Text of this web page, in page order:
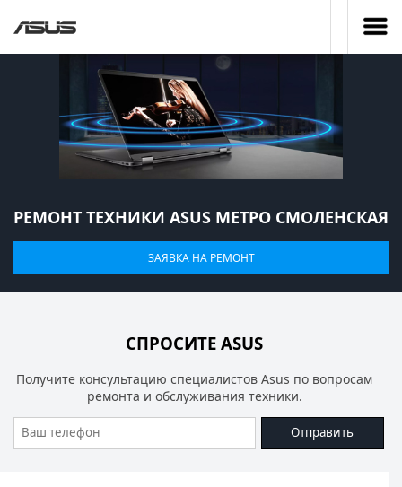
РЕМОНТ ТЕХНИКИ ASUS МЕТРО СМОЛЕНСКАЯ
ЗАЯВКА НА РЕМОНТ
СПРОСИТЕ ASUS
Получите консультацию специалистов Asus по вопросам
ремонта и обслуживания техники.
Отправить